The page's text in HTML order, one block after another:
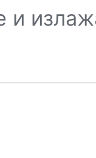
и